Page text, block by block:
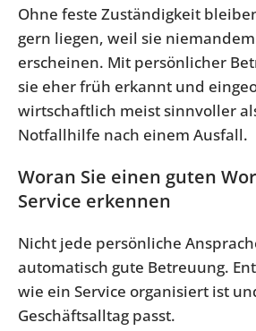
Ohne feste Zuständigkeit
gern liegen, weil sie
erscheinen. Mit persönlicher
sie eher früh erkannt und
wirtschaftlich meist sinnvoller
Notfallhilfe nach einem Ausfall.
Woran Sie einen guten
Service erkennen
Nicht jede persönliche
automatisch gute Betreuung.
wie ein Service organisiert ist
Geschäftsalltag passt.